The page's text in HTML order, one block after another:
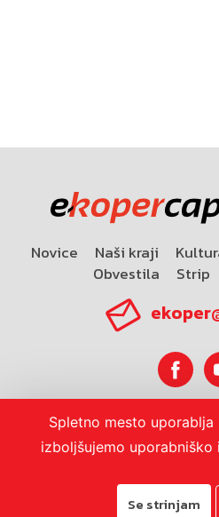
Novice Naši kraji
Obvestila
Strip
Spletno mesto
izboljšujemo uporabniško
Se strinjam